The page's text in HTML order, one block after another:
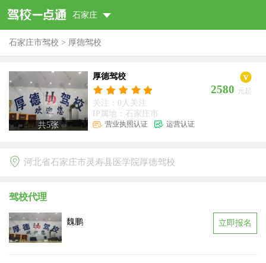
石家庄
石家庄市驾校 > 厚德驾校
共5张
厚德驾校
2580 元起
关注：0人关注
IP属地：石家庄市
营业执照认证 运营认证
河北省石家庄市灵寿县医学院厚德驾校
驾校代理
魏鹏 立即报名